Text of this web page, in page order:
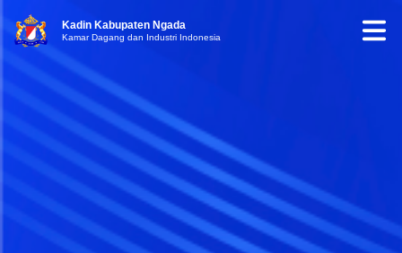
Kadin Kabupaten Ngada
Kamar Dagang dan Industri Indonesia